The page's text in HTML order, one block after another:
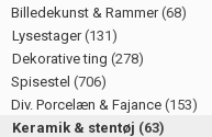
Billedekunst & Rammer(68)
Lysestager(131)
Dekorative ting (278)
Spisestel (706)
Div. Porcelæn & Fajance (153)
Keramik & stentøj (63)